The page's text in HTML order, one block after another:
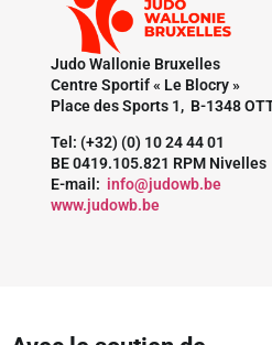
Judo Wallonie Bruxelles
Centre Sportif « Le Blocry »
Place des Sports 1, B-1348
Tel: (+32) (0) 10 24 44 01
BE 0419.105.821 RPM Nivelles
E-mail: info@judowb.be
www.judowb.be